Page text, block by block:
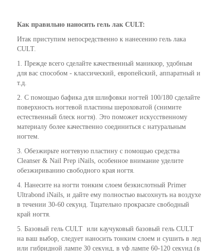
Как правильно наносить гель лак CULT:
Итак приступим непосредственно к нанесению гель лака
CULT.
1. Прежде всего сделайте качественный маникюр, удобным
для вас способом - классический, европейский, аппаратный и
т.д.
2. С помощью бафика для шлифовки ногтей 100/180 сделайте
поверхность ногтевой пластины шероховатой (снимите
естественный блеск ногтя). Это поможет искусственному
материалу более качественно соединиться с натуральным
ногтем.
3. Обезжирьте ногтевую пластину с помощью средства
Cleanser & Nail Prep iNails, особенное внимание уделите
обезжириванию свободного края ногтя.
4. Нанесите на ногти тонким слоем безкислотный Primer
Ultrabond iNails, и дайте ему полностью высохнуть на воздухе
в течении 30-60 секунд. Тщательно прокрасьте свободный
край ногтя.
5. Базовый гель CULT или каучуковый базовый гель CULT
на ваш выбор, следует наносить тонким слоем и сушить в лед
или гибридной лампе 30 секунд, в уф лампе 60-120 секунд (в